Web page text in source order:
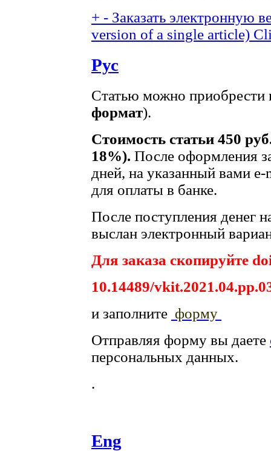
+ - Заказать электронную
version of a single article)
Рус
Статью можно приобрести
формат).
Стоимость статьи 450
18%). После оформления
дней, на указанный вами
для оплаты в банке.
После поступления денег
выслан электронный
Для заказа скопируйте
10.14489/
и заполните форму
Отправляя форму вы даете
персональных данных.
.
Eng